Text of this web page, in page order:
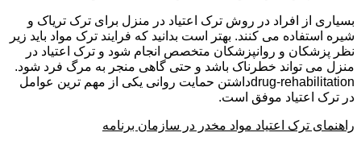
بسیاری از افراد در روش ترک اعتیاد در منزل برای ترک تریاک و
شیره استفاده می کنند. بهتر است بدانید که فرایند ترک مواد باید زیر
نظر پزشکان و روانپزشکان متخصص انجام شود و ترک اعتیاد در
منزل می تواند خطرناک باشد و حتی گاهی منجر به مرگ فرد شود.
drug-rehabilitationداشتن حمایت روانی یکی از مهم ترین عوامل
در ترک اعتیاد موفق است.
راهنمای ترک اعتیاد مواد مخدر در سازمان برنامه